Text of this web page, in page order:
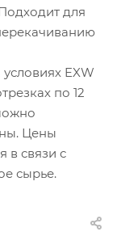
для
EXW
по 12
Цены
в связи с
сырье.